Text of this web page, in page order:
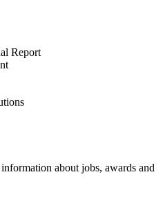
Report
about jobs, awards and